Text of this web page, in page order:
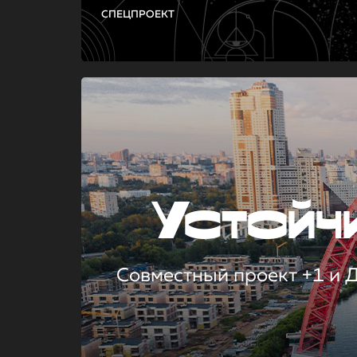
СПЕЦПРОЕКТ
Совместный проект +1 и